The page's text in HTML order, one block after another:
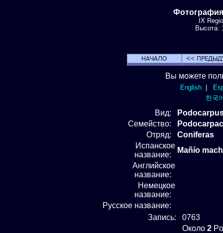
IX
Высота:
Вы можете
English|
한국
Вид:
Семейство:
Отряд:
Coniferas
Испанское
название:
Mañío
Английское
название:
Немецкое
название:
Русское название:
Запись:
0763
Около 2